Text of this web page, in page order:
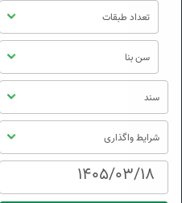
تعداد طبقات
سن بنا
سند
شرایط واگذاری